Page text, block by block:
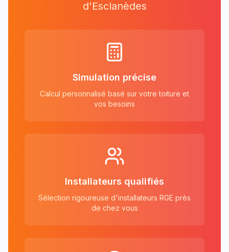
d'Esclanèdes
Simulation précise
Calcul personnalisé basé sur votre toiture et
vos besoins
Installateurs qualifiés
Sélection rigoureuse d'installateurs RGE près
de chez vous